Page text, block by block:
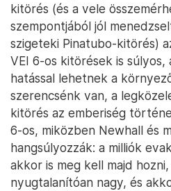
kitörés (és a vele
szempontjából jól
szigeteki Pinatubo-kitörés)
VEI 6-os kitörések is
hatással lehetnek a
szerencsénk van, a
kitörés az emberiség
6-os, miközben Newhall és
hangsúlyozzák: a milliók
akkor is meg kell majd
nyugtalanítóan nagy, és